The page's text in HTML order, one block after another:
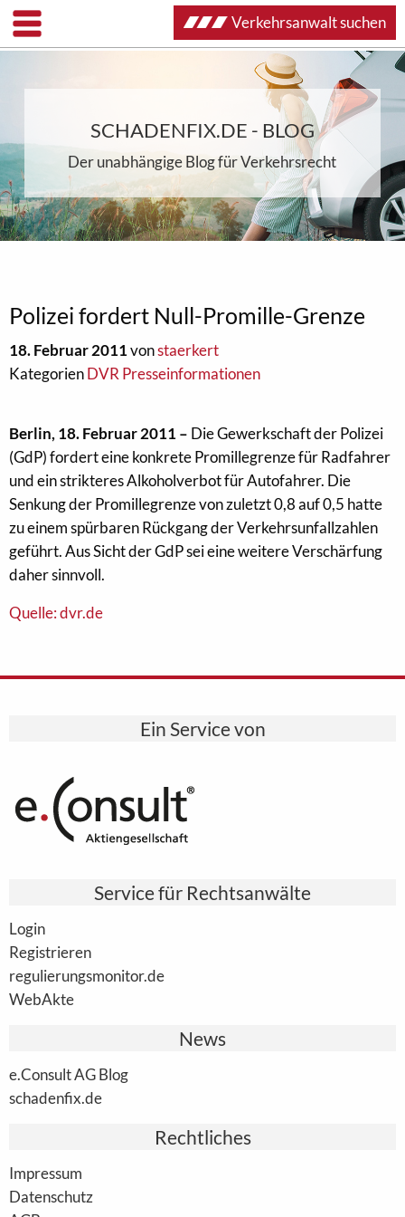
SCHADENFIX.DE - BLOG
Der unabhängige Blog für Verkehrsrecht
Polizei fordert Null-Promille-Grenze
18. Februar 2011vonstaerkert
KategorienDVR Presseinformationen
Berlin, 18. Februar 2011 – Die Gewerkschaft der Polizei
(GdP) fordert eine konkrete Promillegrenze für Radfahrer
und ein strikteres Alkoholverbot für Autofahrer. Die
Senkung der Promillegrenze von zuletzt 0,8 auf 0,5 hatte
zu einem spürbaren Rückgang der Verkehrsunfallzahlen
geführt. Aus Sicht der GdP sei eine weitere Verschärfung
daher sinnvoll.
Quelle: dvr.de
Ein Service von
Service für Rechtsanwälte
Login
Registrieren
regulierungsmonitor.de
WebAkte
News
e.Consult AG Blog
schadenfix.de
Rechtliches
Impressum
Datenschutz
Verkehrsanwalt suchen